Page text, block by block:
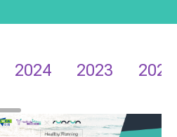
2024 2023 2022